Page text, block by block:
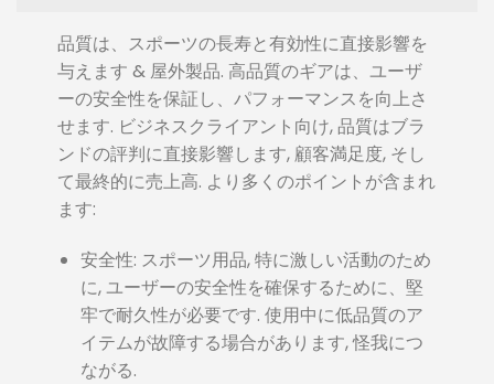
品質は、スポーツの長寿と有効性に直接影響を
与えます & 屋外製品. 高品質のギアは、ユーザ
ーの安全性を保証し、パフォーマンスを向上さ
せます. ビジネスクライアント向け, 品質はブラ
ンドの評判に直接影響します, 顧客満足度, そし
て最終的に売上高. より多くのポイントが含まれ
ます:
安全性: スポーツ用品, 特に激しい活動のため
に, ユーザーの安全性を確保するために、堅
牢で耐久性が必要です. 使用中に低品質のア
イテムが故障する場合があります, 怪我につ
ながる.